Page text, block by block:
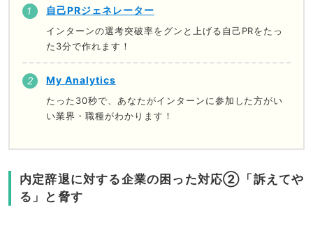
自己PRジェネレーター
インターンの選考突破率をグンと上げる自己PRをたっ
た3分で作れます！
My Analytics
たった30秒で、あなたがインターンに参加した方がい
い業界・職種がわかります！
内定辞退に対する企業の困った対応②「訴えてや
る」と脅す